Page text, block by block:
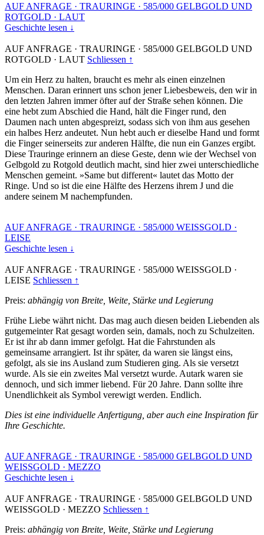
AUF ANFRAGE · TRAURINGE · 585/000 GELBGOLD UND
ROTGOLD · LAUT
Geschichte lesen ↓
AUF ANFRAGE · TRAURINGE · 585/000 GELBGOLD UND
ROTGOLD · LAUT Schliessen ↑
Um ein Herz zu halten, braucht es mehr als einen einzelnen
Menschen. Daran erinnert uns schon jener Liebesbeweis, den wir in
den letzten Jahren immer öfter auf der Straße sehen können. Die
eine hebt zum Abschied die Hand, hält die Finger rund, den
Daumen nach unten abgespreizt, sodass sich von ihm aus gesehen
ein halbes Herz andeutet. Nun hebt auch er dieselbe Hand und formt
die Finger seinerseits zur anderen Hälfte, die nun ein Ganzes ergibt.
Diese Trauringe erinnern an diese Geste, denn wie der Wechsel von
Gelbgold zu Rotgold deutlich macht, sind hier zwei unterschiedliche
Menschen gemeint. »Same but different« lautet das Motto der
Ringe. Und so ist die eine Hälfte des Herzens ihrem J und die
andere seinem M nachempfunden.
AUF ANFRAGE · TRAURINGE · 585/000 WEISSGOLD ·
LEISE
Geschichte lesen ↓
AUF ANFRAGE · TRAURINGE · 585/000 WEISSGOLD ·
LEISE Schliessen ↑
Preis: abhängig von Breite, Weite, Stärke und Legierung
Frühe Liebe währt nicht. Das mag auch diesen beiden Liebenden als
gutgemeinter Rat gesagt worden sein, damals, noch zu Schulzeiten.
Er ist ihr ab dann immer gefolgt. Hat die Fahrstunden als
gemeinsame arrangiert. Ist ihr später, da waren sie längst eins,
gefolgt, als sie ins Ausland zum Studieren ging. Als sie versetzt
wurde. Als sie ein zweites Mal versetzt wurde. Autark waren sie
dennoch, und sich immer liebend. Für 20 Jahre. Dann sollte ihre
Unendlichkeit als Symbol verewigt werden. Endlich.
Dies ist eine individuelle Anfertigung, aber auch eine Inspiration für
Ihre Geschichte.
AUF ANFRAGE · TRAURINGE · 585/000 GELBGOLD UND
WEISSGOLD · MEZZO
Geschichte lesen ↓
AUF ANFRAGE · TRAURINGE · 585/000 GELBGOLD UND
WEISSGOLD · MEZZO Schliessen ↑
Preis: abhängig von Breite, Weite, Stärke und Legierung